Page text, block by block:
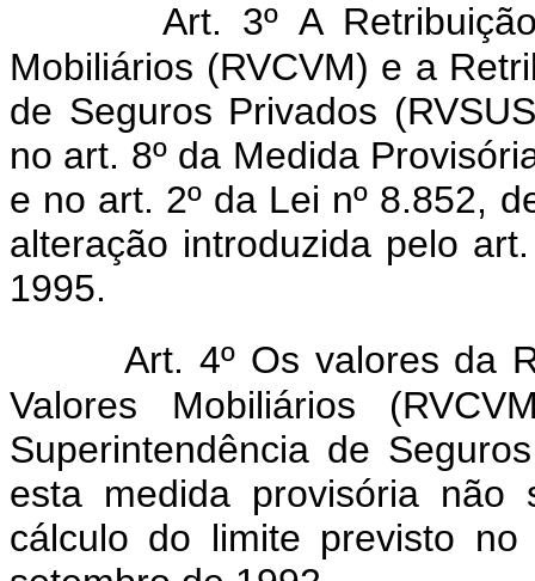
Art. 3º A
Mobiliários (RVCVM) e a
de Seguros Privados
no art. 8º da Medida
e no art. 2º da Lei nº 8.852,
alteração introduzida pelo
1995.
Art. 4º Os valores da
Valores Mobiliários
Superintendência de
esta medida provisória
cálculo do limite previsto